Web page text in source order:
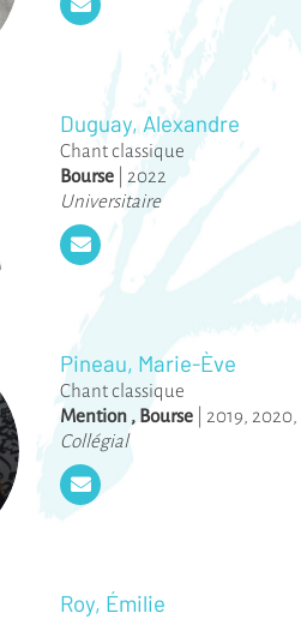
Duguay, Alexandre
Chant classique
Bourse
2022
Universitaire
Pineau, Marie-Ève
Chant classique
Mention , Bourse 2019 2020
Collégial
Roy, Émilie